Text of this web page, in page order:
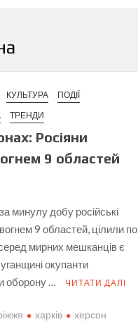
КУЛЬТУРА
ПОДІЇ
ТРЕНДИ
Росіяни
9 областей
минулу добу російські
9 областей, цілили по
мирних мешканців є
окупанти
оборону …
ЧИТАТИ ДАЛІ
харків херсон